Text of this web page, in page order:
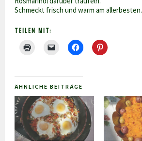
Schmeckt frisch und warm am allerbesten.
TEILEN MIT:
ÄHNLICHE BEITRÄGE